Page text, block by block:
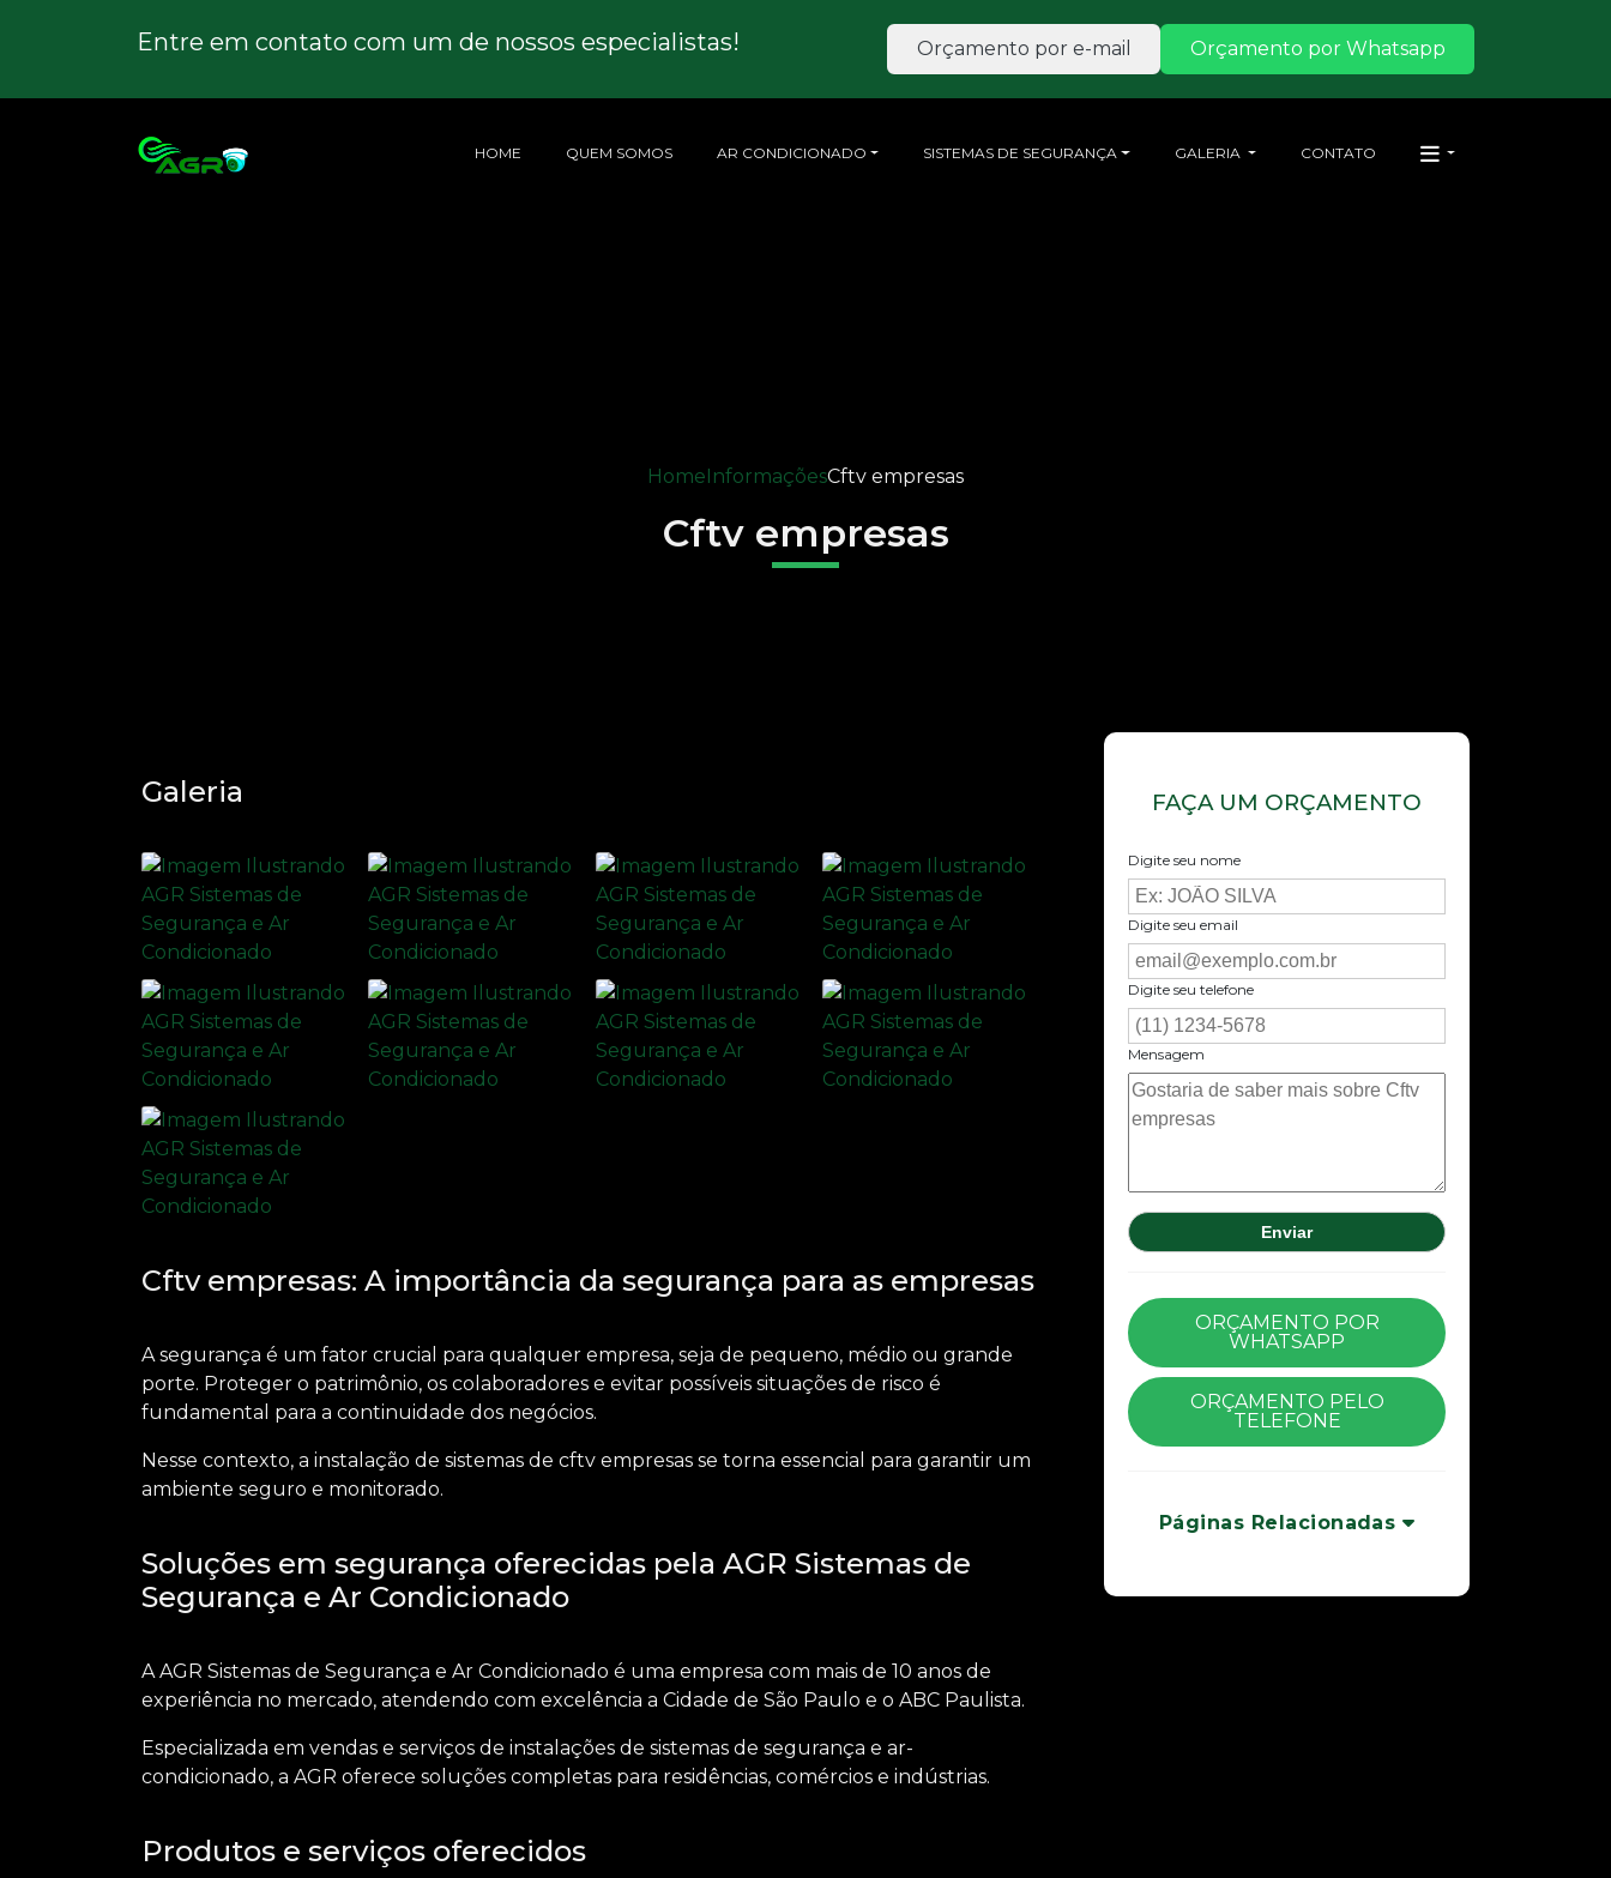
Entre em contato com um de nossos especialistas! Orçamento por e-mail Orçamento por Whatsapp
HOME QUEM SOMOS AR CONDICIONADO SISTEMAS DE SEGURANÇA GALERIA CONTATO
Home InformaçõesCftv empresas
Cftv empresas
Galeria
Cftv empresas: A importância da segurança para as empresas
A segurança é um fator crucial para qualquer empresa, seja de pequeno, médio ou grande
porte. Proteger o patrimônio, os colaboradores e evitar possíveis situações de risco é
fundamental para a continuidade dos negócios.
Nesse contexto, a instalação de sistemas de cftv empresas se torna essencial para garantir um
ambiente seguro e monitorado.
Soluções em segurança oferecidas pela AGR Sistemas de
Segurança e Ar Condicionado
A AGR Sistemas de Segurança e Ar Condicionado é uma empresa com mais de 10 anos de
experiência no mercado, atendendo com excelência a Cidade de São Paulo e o ABC Paulista.
Especializada em vendas e serviços de instalações de sistemas de segurança e ar-
condicionado, a AGR oferece soluções completas para residências, comércios e indústrias.
Produtos e serviços oferecidos
FAÇA UM ORÇAMENTO
Digite seu nome
Digite seu email
Digite seu telefone
Mensagem
ORÇAMENTO POR
WHATSAPP
ORÇAMENTO PELO
TELEFONE
Páginas Relacionadas